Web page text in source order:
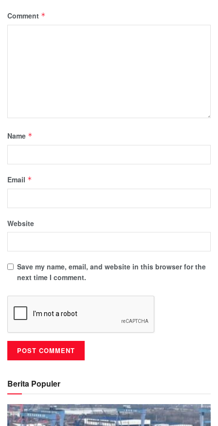
Comment *
Name *
Email *
Website
Save my name, email, and website in this browser for the
next time I comment.
Berita Populer